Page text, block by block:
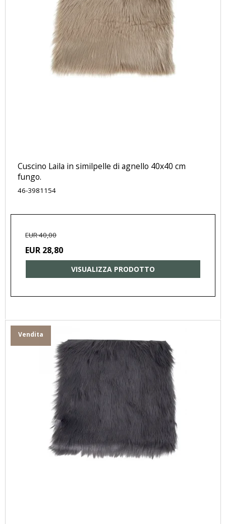
Cuscino Laila in similpelle di agnello 40x40 cm
fungo.
46-3981154
EUR 40,00
EUR 28,80
VISUALIZZA PRODOTTO
Vendita